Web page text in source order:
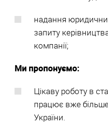
надання
запиту
компанії;
Ми пропонуємо:
Цікаву роботу в
працює вже
України.